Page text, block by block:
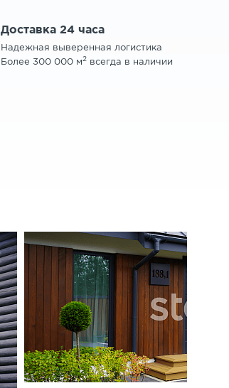
Доставка 24 часа
Надежная выверенная логистика
Более 300 000 м2всегда в наличии